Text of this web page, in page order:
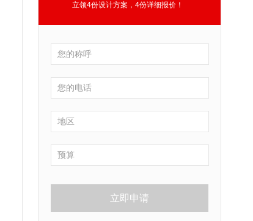
立领4份设计方案，4份详细报价！
立即申请